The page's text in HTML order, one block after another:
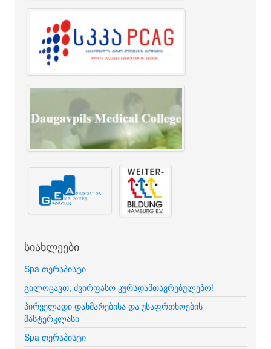
სიახლეები
Spa თერაპისტი
გილოცავთ, ძვირფასო კურსდამთავრებულებო!
პირველადი დახმარებისა და უსაფრთხოების
მასტერკლასი
Spa თერაპისტი